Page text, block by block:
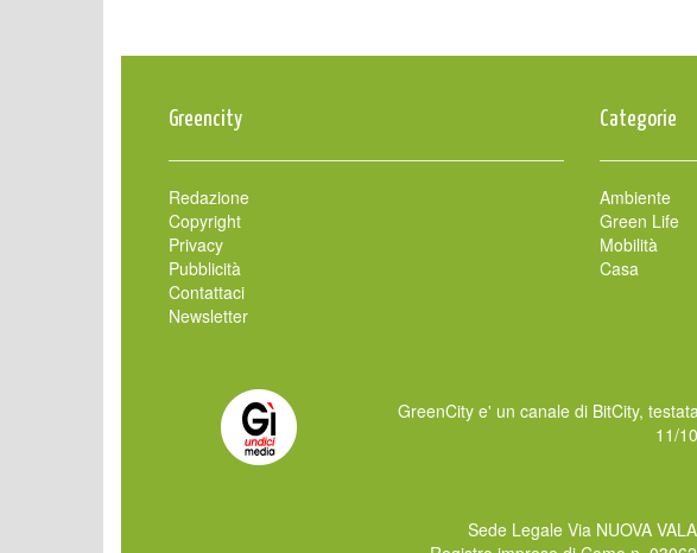
Greencity
Redazione
Copyright
Privacy
Pubblicità
Contattaci
Newsletter
Categorie
Ambiente
Green Life
Mobilità
Casa
GreenCity e' un canale di BitCity,
11/
Sede Legale Via NUOVA